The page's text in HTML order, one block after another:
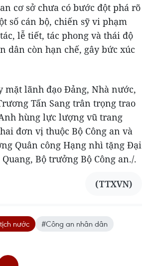
cơ sở chưa có bước đột phá rõ
số cán bộ, chiến sỹ vi phạm
lễ tiết, tác phong và thái độ
dân còn hạn chế, gây bức xúc
mặt lãnh đạo Đảng, Nhà nước,
Tấn Sang trân trọng trao
hùng lực lượng vũ trang
đơn vị thuộc Bộ Công an và
Quân công Hạng nhì tặng Đại
Bộ trưởng Bộ Công an./.
(TTXVN)
nước
#Công an nhân dân